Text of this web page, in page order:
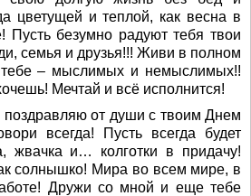
цветущей и теплой, как весна в
Пусть безумно радуют тебя твои
семья и друзья!!! Живи в полном
тебе – мыслимых и немыслимых!!
Мечтай и всё исполнится!
от души с твоим Днем
всегда! Пусть всегда будет
жвачка и… колготки в придачу!
солнышко! Мира во всем мире, в
Дружи со мной и еще тебе